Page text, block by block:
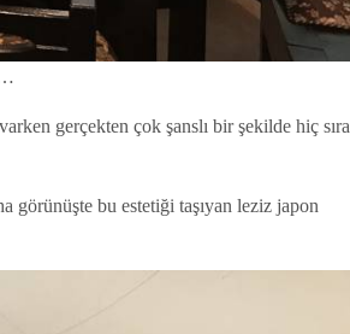
gerçekten çok şanslı bir şekilde hiç sıra
görünüşte bu estetiği taşıyan leziz japon